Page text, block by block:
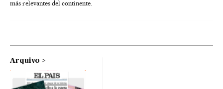
más relevantes del continente.
Arquivo